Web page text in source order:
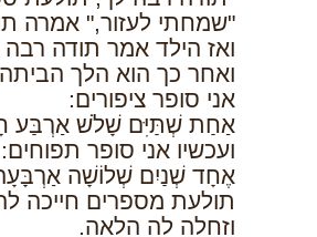
"שמחתי לעזור," אמרה
ואז הילד אמר תודה
ואחר כך הוא הלך
אני סופר ציפורים:
אַחַת שְׁתַּיִּם שָׁלֹשׁ אַרְבַּע
ועכשיו אני סופר תפוחים:
אֶחָד שְׁנַיִם שְׁלוֹשָׁה
תולעת מספרים חייכה
וזחלה לה הלאה.